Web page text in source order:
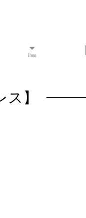
Press
】